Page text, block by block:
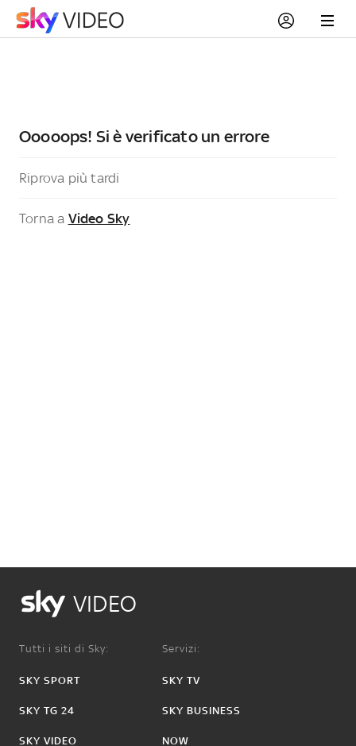
Ooooops! Si è verificato un errore
Riprova più tardi
Torna a Video Sky
VIDEO
Tutti i siti di Sky:
SKY SPORT
SKY TG 24
SKY VIDEO
Servizi:
SKY TV
SKY BUSINESS
NOW